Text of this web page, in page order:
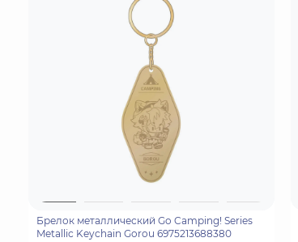
Брелок металлический Go Camping! Series
Metallic Keychain Gorou 6975213688380